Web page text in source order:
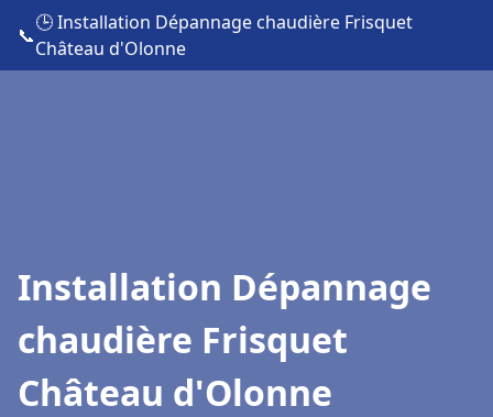
📞
🕒 Installation Dépannage chaudière Frisquet
Château d'Olonne
Installation Dépannage
chaudière Frisquet
Château d'Olonne